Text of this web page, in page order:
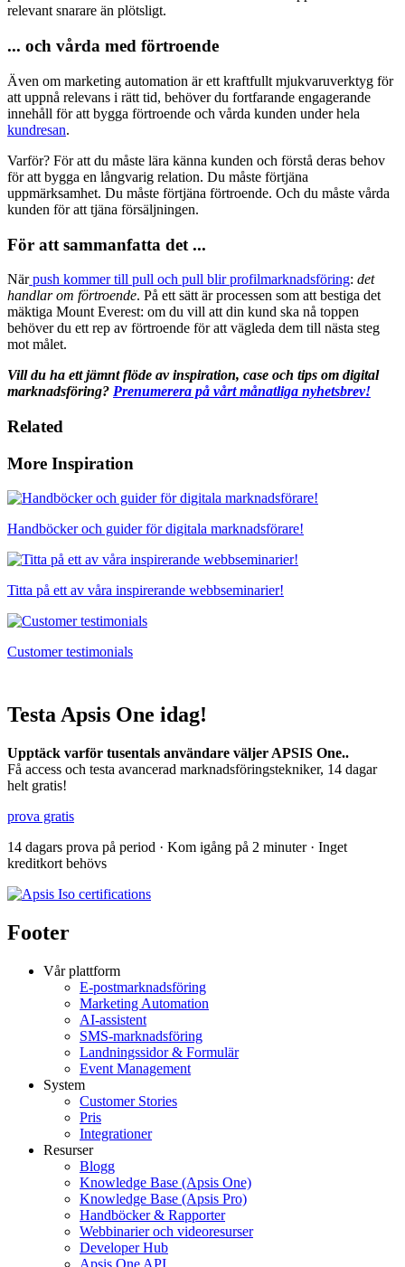
relevant snarare än plötsligt.
... och vårda med förtroende
Även om marketing automation är ett kraftfullt mjukvaruverktyg för
att uppnå relevans i rätt tid, behöver du fortfarande engagerande
innehåll för att bygga förtroende och vårda kunden under hela
kundresan.
Varför? För att du måste lära känna kunden och förstå deras behov
för att bygga en långvarig relation. Du måste förtjäna
uppmärksamhet. Du måste förtjäna förtroende. Och du måste vårda
kunden för att tjäna försäljningen.
För att sammanfatta det ...
Närpush kommer till pull och pull blir profilmarknadsföring: det
handlar om förtroende. På ett sätt är processen som att bestiga det
mäktiga Mount Everest: om du vill att din kund ska nå toppen
behöver du ett rep av förtroende för att vägleda dem till nästa steg
mot målet.
Vill du ha ett jämnt flöde av inspiration, case och tips om digital
marknadsföring? Prenumerera på vårt månatliga nyhetsbrev!
Related
More Inspiration
Handböcker och guider för digitala marknadsförare!
Titta på ett av våra inspirerande webbseminarier!
Customer testimonials
Testa Apsis One idag!
Upptäck varför tusentals användare väljer APSIS One..
Få access och testa avancerad marknadsföringstekniker, 14 dagar
helt gratis!
prova gratis
14 dagars prova på period · Kom igång på 2 minuter · Inget
kreditkort behövs
Footer
Vår plattform
E-postmarknadsföring
Marketing Automation
AI-assistent
SMS-marknadsföring
Landningssidor & Formulär
Event Management
System
Customer Stories
Pris
Integrationer
Resurser
Blogg
Knowledge Base (Apsis One)
Knowledge Base (Apsis Pro)
Handböcker & Rapporter
Webbinarier och videoresurser
Developer Hub
Apsis One API